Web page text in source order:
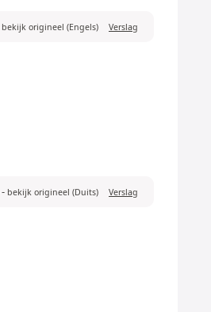
bekijk origineel (Engels) Verslag
- bekijk origineel (Duits) Verslag